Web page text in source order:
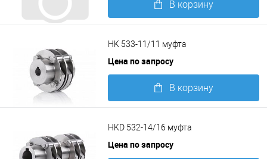
В корзину
HK 533-11/11 муфта
Цена по запросу
В корзину
HKD 532-14/16 муфта
Цена по запросу